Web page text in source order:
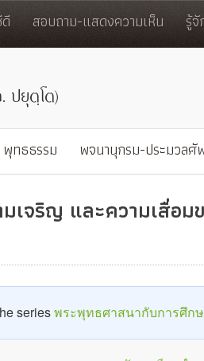
สอบถาม-แสดงความเห็น รู้
พุทธธรรม พจนานุกรม-ประมวลศั
เจริญ และความเสื่อม
seriesพระพุทธศาสนากับการศึก